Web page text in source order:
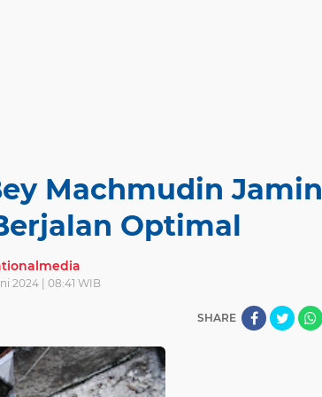
Machmudin Jamin
Optimal
2024 | 08:41 WIB
SHARE